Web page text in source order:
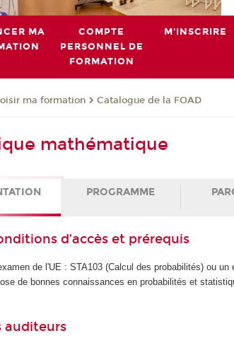
MA
COMPTE
PERSONNEL DE
FORMATION
M'INSCRIRE
ma formation Catalogue de la FOAD
mathématique
PROGRAMME
d’accès et prérequis
de l'UE : STA103 (Calcul des probabilités) ou un
de bonnes connaissances en probabilités et
auditeurs